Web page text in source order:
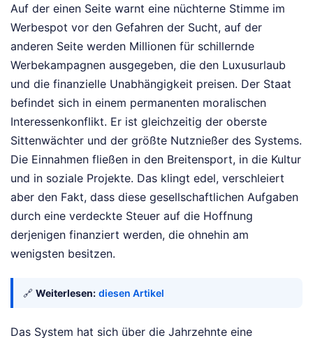
Auf der einen Seite warnt eine nüchterne Stimme im
Werbespot vor den Gefahren der Sucht, auf der
anderen Seite werden Millionen für schillernde
Werbekampagnen ausgegeben, die den Luxusurlaub
und die finanzielle Unabhängigkeit preisen. Der Staat
befindet sich in einem permanenten moralischen
Interessenkonflikt. Er ist gleichzeitig der oberste
Sittenwächter und der größte Nutznießer des Systems.
Die Einnahmen fließen in den Breitensport, in die Kultur
und in soziale Projekte. Das klingt edel, verschleiert
aber den Fakt, dass diese gesellschaftlichen Aufgaben
durch eine verdeckte Steuer auf die Hoffnung
derjenigen finanziert werden, die ohnehin am
wenigsten besitzen.
🔗 Weiterlesen: diesen Artikel
Das System hat sich über die Jahrzehnte eine